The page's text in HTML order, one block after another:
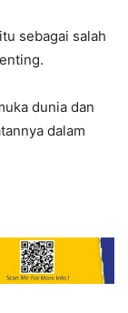
sebagai salah
dunia dan
dalam